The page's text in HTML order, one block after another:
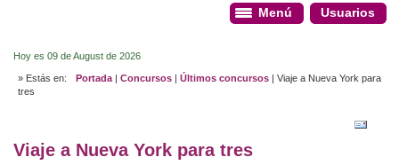
Menú
Menú Usuarios
Usuarios
Hoy es 09 de August de 2026
» Estás en: Portada | Concursos | Últimos concursos | Viaje a Nueva York para
tres
Viaje a Nueva York para tres